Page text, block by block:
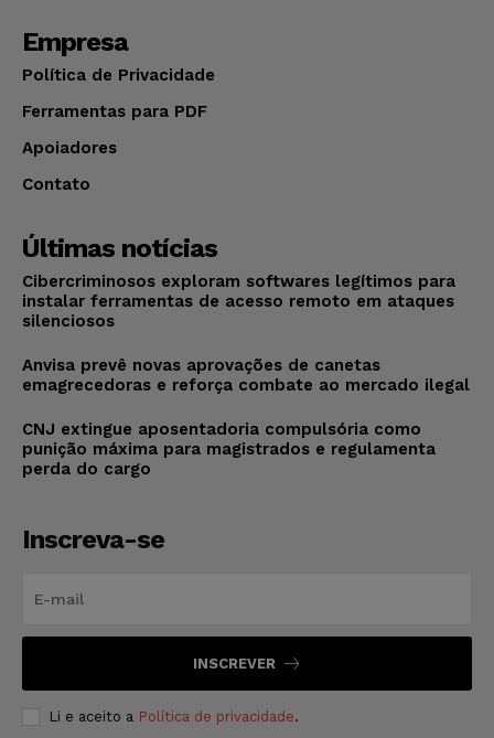
Empresa
Política de Privacidade
Ferramentas para PDF
Apoiadores
Contato
Últimas notícias
Cibercriminosos exploram softwares legítimos para
instalar ferramentas de acesso remoto em ataques
silenciosos
Anvisa prevê novas aprovações de canetas
emagrecedoras e reforça combate ao mercado ilegal
CNJ extingue aposentadoria compulsória como
punição máxima para magistrados e regulamenta
perda do cargo
Inscreva-se
INSCREVER
Li e aceito a Política de privacidade.